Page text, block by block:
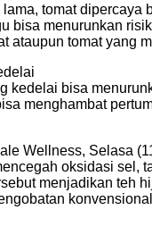
tomat dipercaya
bisa menurunkan
ataupun tomat yang
kedelai bisa
menghambat
Wellness, Selasa
oksidasi sel,
menjadikan teh